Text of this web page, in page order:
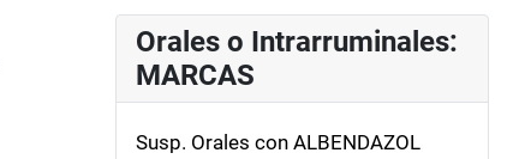
Orales o Intrarruminales:
MARCAS
Susp. Orales con ALBENDAZOL